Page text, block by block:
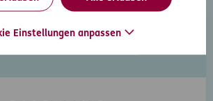
Einstellungen anpassen